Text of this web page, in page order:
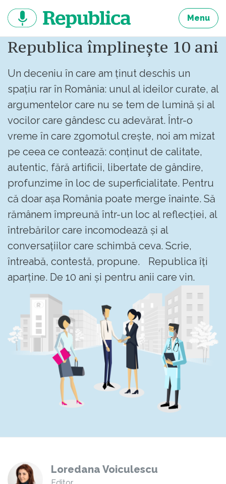
continut
Menu
Republica împlinește 10 ani
Un deceniu în care am ținut deschis un
spațiu rar în România: unul al ideilor curate, al
argumentelor care nu se tem de lumină și al
vocilor care gândesc cu adevărat. Într-o
vreme în care zgomotul crește, noi am mizat
pe ceea ce contează: conținut de calitate,
autentic, fără artificii, libertate de gândire,
profunzime în loc de superficialitate. Pentru
că doar așa România poate merge înainte. Să
rămânem împreună într-un loc al reflecției, al
întrebărilor care incomodează și al
conversațiilor care schimbă ceva. Scrie,
întreabă, contestă, propune. Republica îți
aparține. De 10 ani și pentru anii care vin.
Loredana Voiculescu